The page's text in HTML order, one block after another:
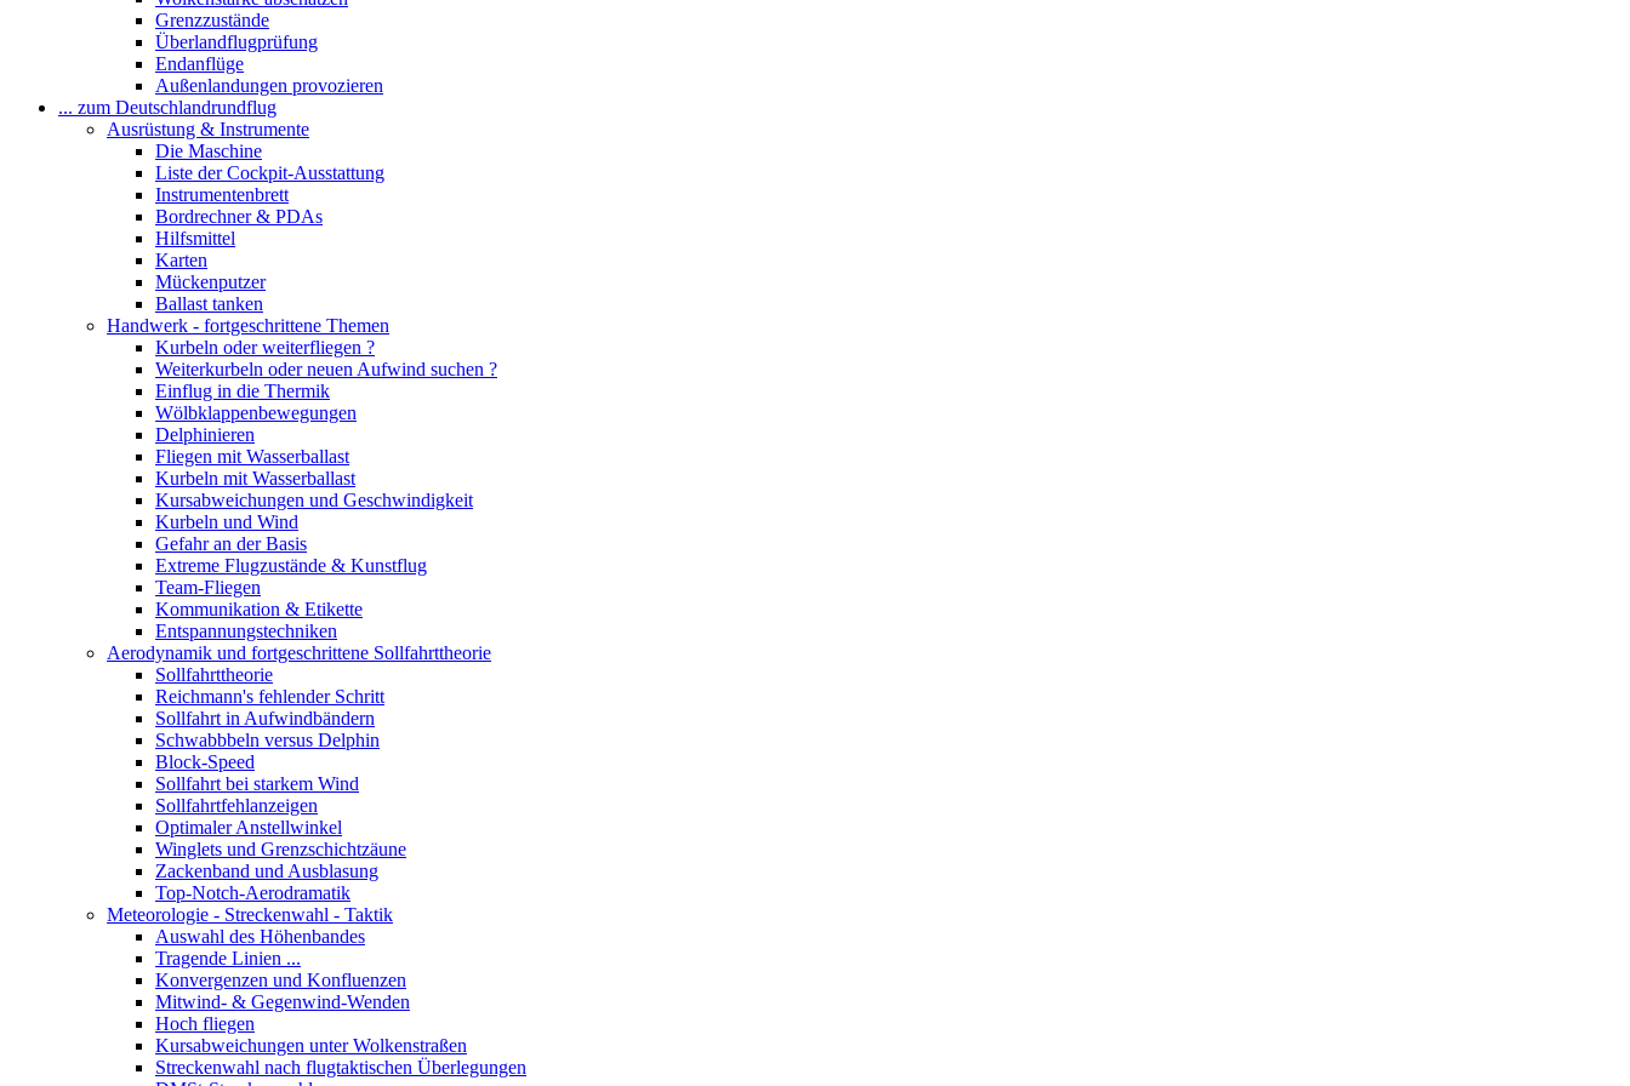
Grenzzustände
Überlandflugprüfung
Endanflüge
Außenlandungen provozieren
... zum Deutschlandrundflug
Ausrüstung & Instrumente
Die Maschine
Liste der Cockpit-Ausstattung
Instrumentenbrett
Bordrechner & PDAs
Hilfsmittel
Karten
Mückenputzer
Ballast tanken
Handwerk - fortgeschrittene Themen
Kurbeln oder weiterfliegen ?
Weiterkurbeln oder neuen Aufwind suchen ?
Einflug in die Thermik
Wölbklappenbewegungen
Delphinieren
Fliegen mit Wasserballast
Kurbeln mit Wasserballast
Kursabweichungen und Geschwindigkeit
Kurbeln und Wind
Gefahr an der Basis
Extreme Flugzustände & Kunstflug
Team-Fliegen
Kommunikation & Etikette
Entspannungstechniken
Aerodynamik und fortgeschrittene Sollfahrttheorie
Sollfahrttheorie
Reichmann's fehlender Schritt
Sollfahrt in Aufwindbändern
Schwabbbeln versus Delphin
Block-Speed
Sollfahrt bei starkem Wind
Sollfahrtfehlanzeigen
Optimaler Anstellwinkel
Winglets und Grenzschichtzäune
Zackenband und Ausblasung
Top-Notch-Aerodramatik
Meteorologie - Streckenwahl - Taktik
Auswahl des Höhenbandes
Tragende Linien ...
Konvergenzen und Konfluenzen
Mitwind- & Gegenwind-Wenden
Hoch fliegen
Kursabweichungen unter Wolkenstraßen
Streckenwahl nach flugtaktischen Überlegungen